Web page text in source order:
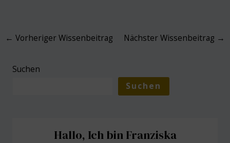
Post
← Vorheriger Wissenbeitrag Nächster Wissenbeitrag →
Suchen
Suchen
Hallo, Ich bin Franziska